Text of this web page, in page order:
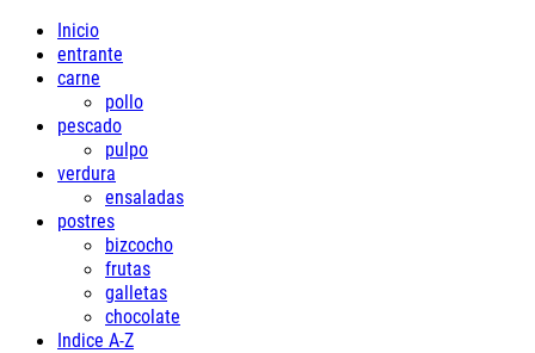
Inicio
entrante
carne
pollo
pescado
pulpo
verdura
ensaladas
postres
bizcocho
frutas
galletas
chocolate
Indice A-Z